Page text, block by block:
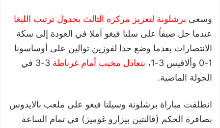
وسعى برشلونة لتعزيز مركزه الثالث بجدول ترتيب الليغا
عندما حل ضيفاً على سلتا فيغو آملا في العودة إلى سكة
الانتصارات بعدما وضع حدا لفوزين توالين على أوساسونا
1-0 وألافيس 3-1،
بتعادل مخيب أمام غرناطة
3-3 في
الجولة الماضية.
انطلقت مباراة برشلونة وسيلتا فيغو على ملعب بالايدوس
بصافرة الحكم (فالنتين بيزارو غوميز) في تمام الساعة